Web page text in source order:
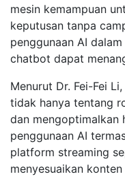
mesin kemampuan
keputusan tanpa
penggunaan AI
chatbot dapat
Menurut Dr. Fei-Fei
tidak hanya tentang
dan mengoptimalkan
penggunaan AI
platform streaming
menyesuaikan